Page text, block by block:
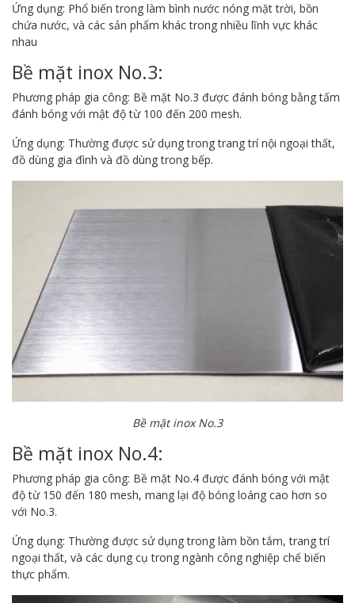
Ứng dụng: Phổ biến trong làm bình nước nóng mặt trời, bồn
chứa nước, và các sản phẩm khác trong nhiều lĩnh vực khác
nhau
Bề mặt inox No.3:
Phương pháp gia công: Bề mặt No.3 được đánh bóng bằng tấm
đánh bóng với mật độ từ 100 đến 200 mesh.
Ứng dụng: Thường được sử dụng trong trang trí nội ngoại thất,
đồ dùng gia đình và đồ dùng trong bếp.
Bề mặt inox No.3
Bề mặt inox No.4:
Phương pháp gia công: Bề mặt No.4 được đánh bóng với mật
độ từ 150 đến 180 mesh, mang lại độ bóng loáng cao hơn so
với No.3.
Ứng dụng: Thường được sử dụng trong làm bồn tắm, trang trí
ngoại thất, và các dụng cụ trong ngành công nghiệp chế biến
thực phẩm.